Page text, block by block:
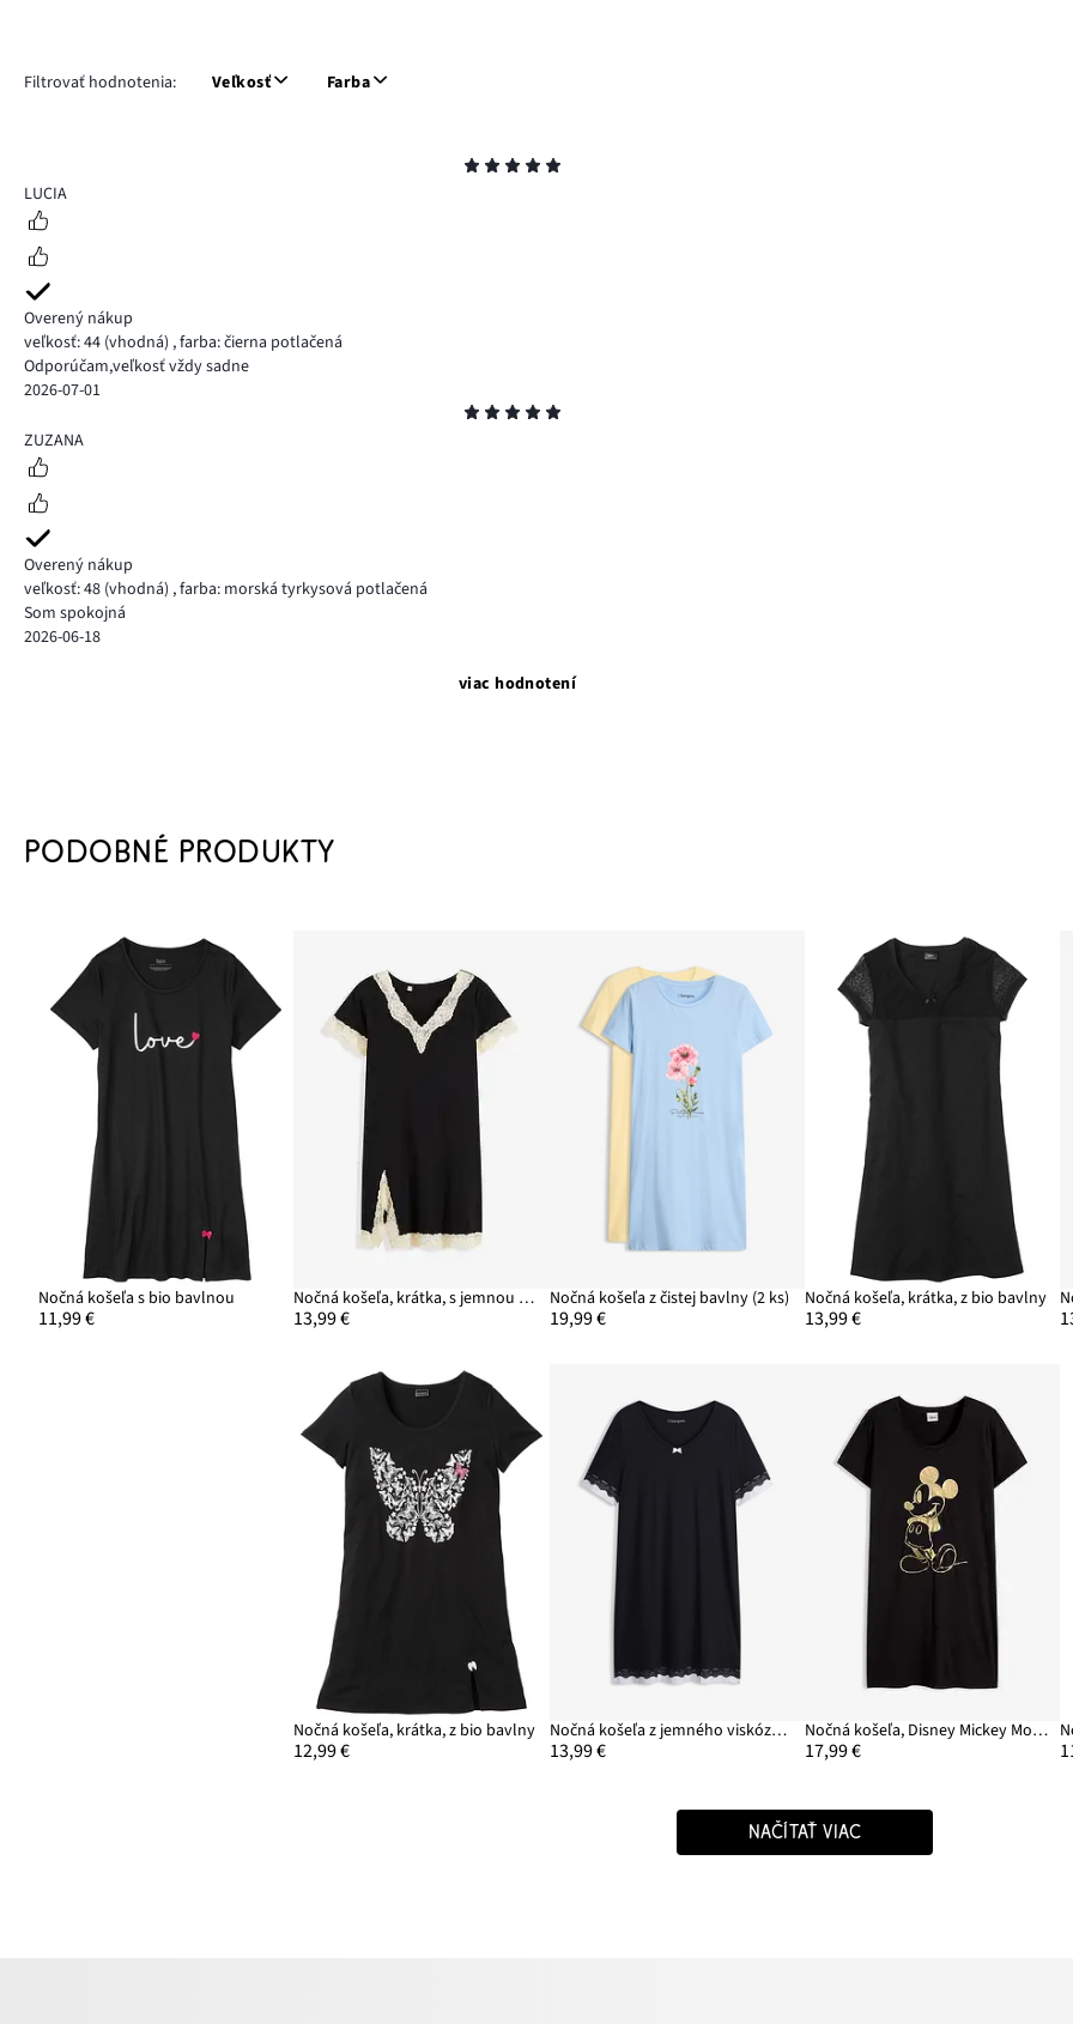
Filtrovať hodnotenia: Veľkosť Farba
5LUCIA
Overený nákup
veľkosť: 44 (vhodná) ,farba: čierna potlačená
Odporúčam,veľkosť vždy sadne
2026-07-01
5
ZUZANA
Overený nákup
veľkosť: 48 (vhodná) ,farba: morská tyrkysová potlačená
Som spokojná
2026-06-18
viac hodnotení
PODOBNÉ PRODUKTY
Nočná košeľa s bio bavlnou
11,99 €
Nočná košeľa, krátka, s jemnou čipkou
13,99 €
Nočná košeľa z čistej bavlny (2 ks)
19,99 €
Nočná košeľa, krátka, z bio bavlny
13,99 €
Nočná košeľa, krátka, z bio bavlny
12,99 €
Nočná košeľa z jemného viskózového mixu
13,99 €
Nočná košeľa, Disney Mickey Mouse
17,99 €
NAČÍTAŤ VIAC